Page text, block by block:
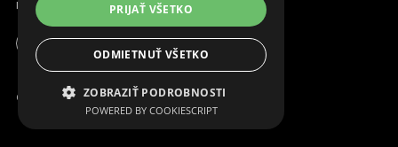
Slovensko
Apoteka + Pinakoteka
Pracujte s nami
Kontakt
info@magna.org
© Copyright MAGNA. 2001 - 2026
PRIJAŤ VŠETKO
ODMIETNUŤ VŠETKO
ZOBRAZIŤ PODROBNOSTI
POWERED BY COOKIESCRIPT